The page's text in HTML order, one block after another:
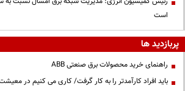
است
پربازدید ها
راهنمای خرید محصولات برق صنعتی ABB
باید افراد کارآمدتر را به کار گرفت/ کاری می کنیم در